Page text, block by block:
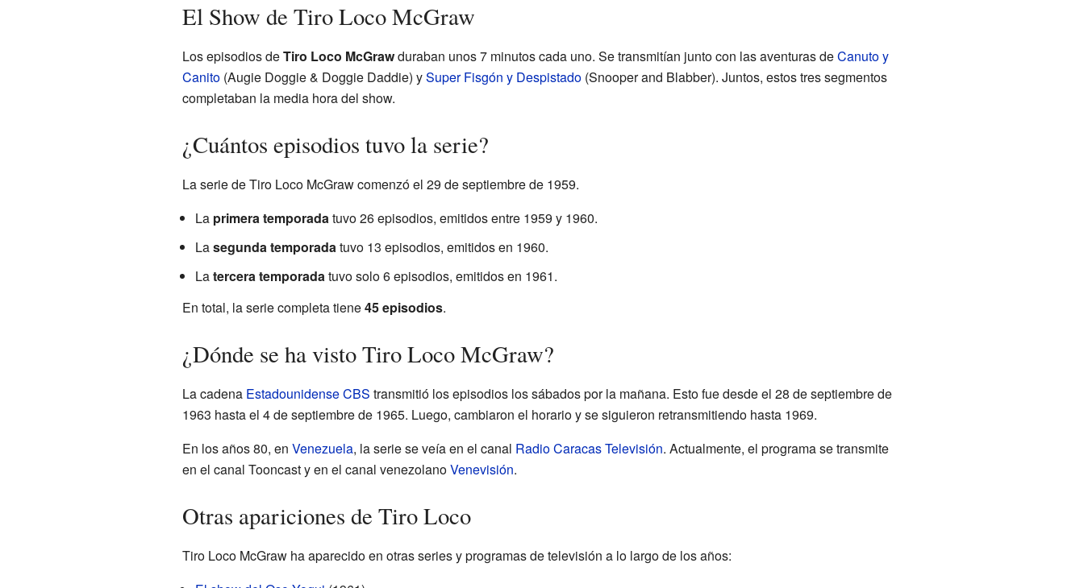
El Show de Tiro Loco McGraw
Los episodios deTiro Loco McGrawduraban unos 7 minutos cada uno. Se transmitían junto con las aventuras deCanuto y
Canito(Augie Doggie & Doggie Daddie) ySuper Fisgón y Despistado(Snooper and Blabber). Juntos, estos tres segmentos
completaban la media hora del show.
¿Cuántos episodios tuvo la serie?
La serie de Tiro Loco McGraw comenzó el 29 de septiembre de 1959.
La primera temporadatuvo 26 episodios, emitidos entre 1959 y 1960.
Lasegunda temporadatuvo 13 episodios, emitidos en 1960.
Latercera temporadatuvo solo 6 episodios, emitidos en 1961.
En total, la serie completa tiene45 episodios.
¿Dónde se ha visto Tiro Loco McGraw?
La cadena EstadounidenseCBS transmitió los episodios los sábados por la mañana. Esto fue desde el 28 de septiembre de
1963 hasta el 4 de septiembre de 1965. Luego, cambiaron el horario y se siguieron retransmitiendo hasta 1969.
En los años 80, en Venezuela, la serie se veía en el canal Radio Caracas Televisión. Actualmente, el programa se transmite
en el canal Tooncast y en el canal venezolanoVenevisión.
Otras apariciones de Tiro Loco
Tiro Loco McGraw ha aparecido en otras series y programas de televisión a lo largo de los años: